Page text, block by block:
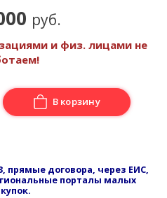
руб.
и физ. лицами не
В корзину
прямые договора, через ЕИС,
порталы малых